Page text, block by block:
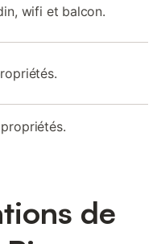
wifi et balcon.
de